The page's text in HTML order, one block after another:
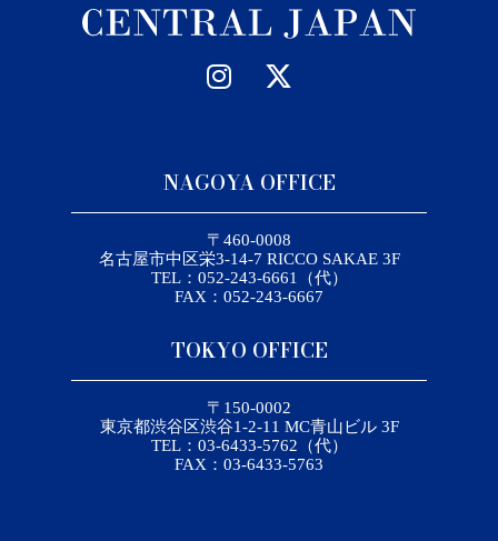
NAGOYA OFFICE
〒460-0008
名古屋市中区栄3-14-7 RICCO SAKAE 3F
TEL：052-243-6661（代）
FAX：052-243-6667
TOKYO OFFICE
〒150-0002
東京都渋谷区渋谷1-2-11 MC青山ビル 3F
TEL：03-6433-5762（代）
FAX：03-6433-5763